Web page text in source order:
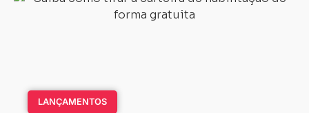
LANÇAMENTOS